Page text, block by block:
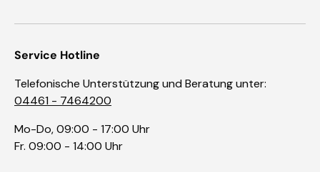
Service Hotline
Telefonische Unterstützung und Beratung unter:
04461 - 7464200
Mo-Do, 09:00 - 17:00 Uhr
Fr. 09:00 - 14:00 Uhr